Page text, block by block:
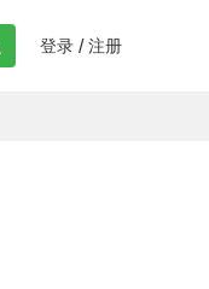
登录 / 注册